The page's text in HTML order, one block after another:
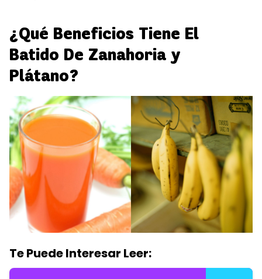
¿Qué Beneficios Tiene El
Batido De Zanahoria y
Plátano?
Te Puede Interesar Leer: